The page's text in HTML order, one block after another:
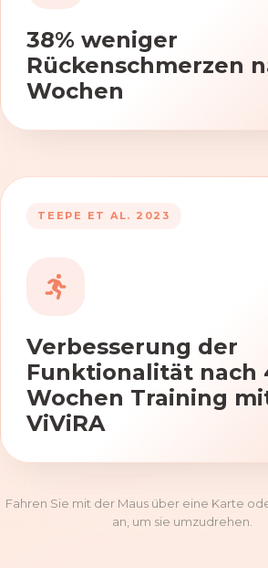
38% weniger
Rückenschmerzen
Wochen
TEEPE ET AL. 2023
Verbesserung der
Funktionalität nach
Wochen Training
ViViRA
Durch die Anwendung
Beweglichkeit und
Fahren Sie mit der Maus über eine Karte
an, um sie umzudrehen.